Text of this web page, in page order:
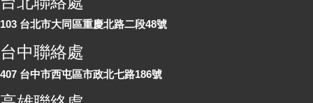
103 台北市大同區重慶北路二段48號
台中聯絡處
407 台中市西屯區市政北七路186號